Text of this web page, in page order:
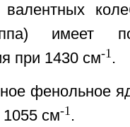
валентных
имеет
при 1430 см-1 .
фенольное
см-1 .